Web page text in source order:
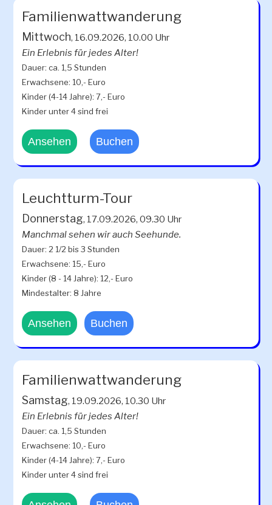
Familienwattwanderung
Mittwoch, 16.09.2026, 10.00 Uhr
Ein Erlebnis für jedes Alter!
Dauer: ca. 1,5 Stunden
Erwachsene: 10,- Euro
Kinder (4-14 Jahre): 7,- Euro
Kinder unter 4 sind frei
Ansehen Buchen
Leuchtturm-Tour
Donnerstag, 17.09.2026, 09.30 Uhr
Manchmal sehen wir auch Seehunde.
Dauer: 2 1/2 bis 3 Stunden
Erwachsene: 15,- Euro
Kinder (8 - 14 Jahre): 12,- Euro
Mindestalter: 8 Jahre
Ansehen Buchen
Familienwattwanderung
Samstag, 19.09.2026, 10.30 Uhr
Ein Erlebnis für jedes Alter!
Dauer: ca. 1,5 Stunden
Erwachsene: 10,- Euro
Kinder (4-14 Jahre): 7,- Euro
Kinder unter 4 sind frei